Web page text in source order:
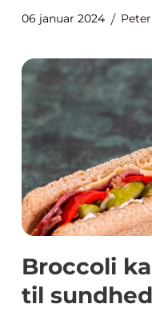
06 januar 2024
Broccoli
til